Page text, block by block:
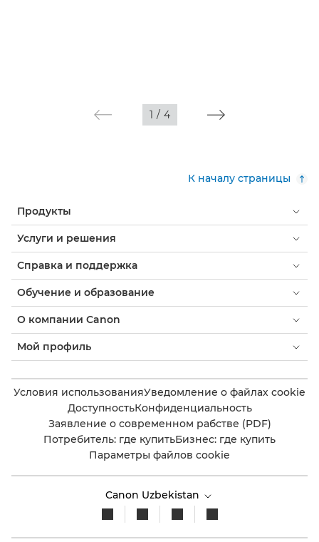
1 / 4
К началу страницы
Продукты
Услуги и решения
Справка и поддержка
Обучение и образование
О компании Canon
Мой профиль
Условия использованияУведомление о файлах cookie
ДоступностьКонфиденциальность
Заявление о современном рабстве (PDF)
Потребитель: где купитьБизнес: где купить
Параметры файлов cookie
Canon Uzbekistan